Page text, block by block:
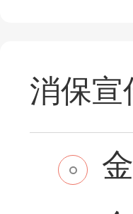
消保宣